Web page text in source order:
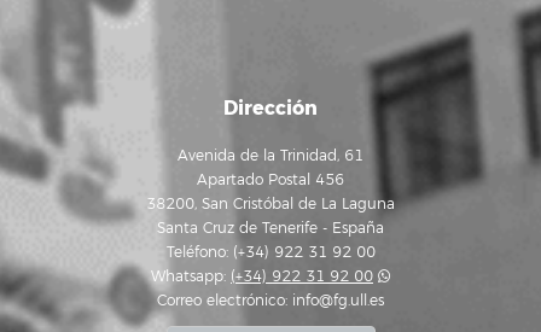
Dirección
Avenida de la Trinidad, 61
Apartado Postal 456
38200, San Cristóbal de La Laguna
Santa Cruz de Tenerife - España
Teléfono: (+34) 922 31 92 00
Whatsapp: (+34) 922 31 92 00
Correo electrónico: info@fg.ull.es